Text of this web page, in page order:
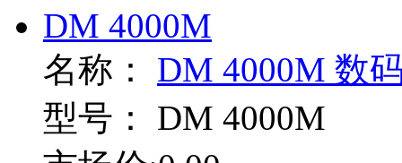
名称： DM 4000M 数
型号： DM 4000M